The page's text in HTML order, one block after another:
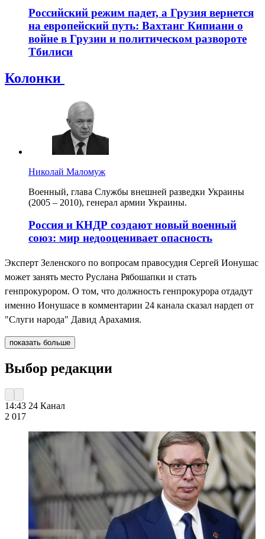
Российский режим падет, а Грузия вернется
на европейский путь: Вахтанг Кипиани о
войне в Грузии и политическом развороте
Тбилиси
Колонки
Николай Маломуж
Военный, глава Службы внешней разведки Украины
(2005 – 2010), генерал армии Украины.
Россия и КНДР создают новый военный
союз: мир недооценивает опасность
Эксперт Зеленского по вопросам правосудия Сергей Ионушас
может занять место Руслана Рябошапки и стать
генпрокурором. О том, что должность генпрокурора отдадут
именно Ионушасe в комментарии 24 канала сказал нардеп от
"Слуги народа" Давид Арахамия.
показать больше
Выбор редакции
14:43 24 Канал
2 017